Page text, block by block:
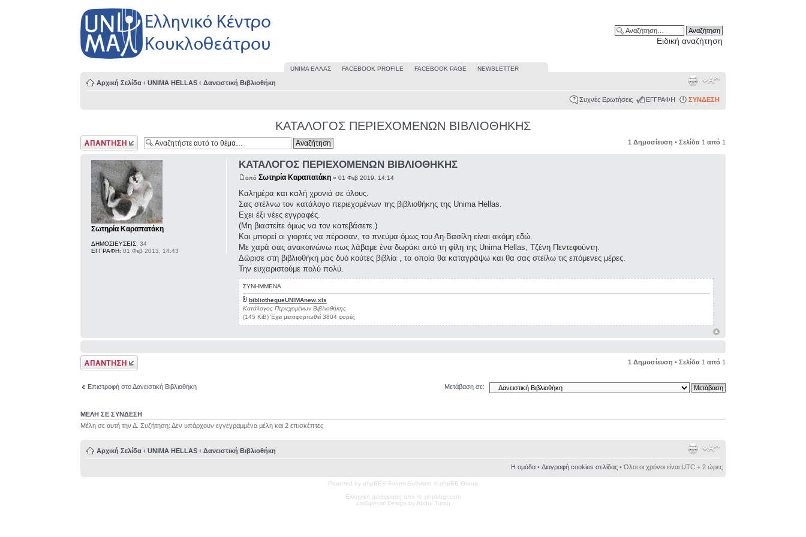
Ειδική αναζήτηση
UΝΙΜΑ ΕΛΛΑΣ FACEBOOK PROFILE FACEBOOK PAGE NEWSLETTER
Αρχική Σελίδα ‹ UNIMA HELLAS ‹ Δανειστική Βιβλιοθήκη
Συχνές Ερωτήσεις ΕΓΓΡΑΦΗ ΣΥΝΔΕΣΗ
ΚΑΤΑΛΟΓΟΣ ΠΕΡΙΕΧΟΜΕΝΩΝ ΒΙΒΛΙΟΘΗΚΗΣ
Δημιουργία
απάντησης
1 Δημοσίευση • Σελίδα 1 από 1
ΚΑΤΑΛΟΓΟΣ ΠΕΡΙΕΧΟΜΕΝΩΝ ΒΙΒΛΙΟΘΗΚΗΣ
από Σωτηρία Καραπατάκη» 01 Φεβ 2019, 14:14
Καλημέρα και καλή χρονιά σε όλους.
Σας στέλνω τον κατάλογο περιεχομένων της βιβλιοθήκης της Unima Hellas.
Εχει έξι νέες εγγραφές.
(Μη βιαστείτε όμως να τον κατεβάσετε.)
Και μπορεί οι γιορτές να πέρασαν, το πνεύμα όμως του Αη-Βασίλη είναι ακόμη εδώ.
Με χαρά σας ανακοινώνω πως λάβαμε ένα δωράκι από τη φίλη της Unima Hellas, Τζένη Πεντεφούντη.
Δώρισε στη βιβλιοθήκη μας δυό κούτες βιβλία , τα οποία θα καταγράψω και θα σας στείλω τις επόμενες μέρες.
Την ευχαριστούμε πολύ πολύ.
ΣΥΝΗΜΜΕΝΑ
bibliothequeUNIMAnew.xls
Κατάλογος Περιεχομένων Βιβλιοθήκης
(145 KiB) Έχει μεταφορτωθεί 3804 φορές
Σωτηρία Καραπατάκη
ΔΗΜΟΣΙΕΥΣΕΙΣ: 34
ΕΓΓΡΑΦΗ: 01 Φεβ 2013, 14:43
Δημιουργία
απάντησης
1 Δημοσίευση • Σελίδα 1 από 1
Επιστροφή στο Δανειστική Βιβλιοθήκη Μετάβαση σε:
ΜΕΛΗ ΣΕ ΣΥΝΔΕΣΗ
Μέλη σε αυτή την Δ. Συζήτηση: Δεν υπάρχουν εγγεγραμμένα μέλη και 2 επισκέπτες
Αρχική Σελίδα ‹ UNIMA HELLAS ‹ Δανειστική Βιβλιοθήκη
Η ομάδα• Διαγραφή cookies σελίδας• Όλοι οι χρόνοι είναι UTC + 2 ώρες
Powered by phpBB® Forum Software © phpBB Group
Ελληνική μετάφραση από το phpbbgr.com
proSpecial Design by Abdul Turan